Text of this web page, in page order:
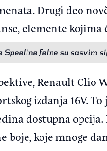
Drugi deo
elemente kojima
Speeline felne su sasvim
Renault Clio
izdanja 16V.
dostupna
boje, koje mnoge